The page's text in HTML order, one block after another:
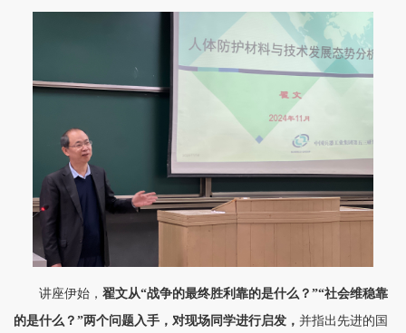
讲座伊始， 翟文从“战争的最终胜利靠的是什么？”“社会维稳靠
的是什么？”两个问题入手，对现场同学进行启发， 并指出先进的国